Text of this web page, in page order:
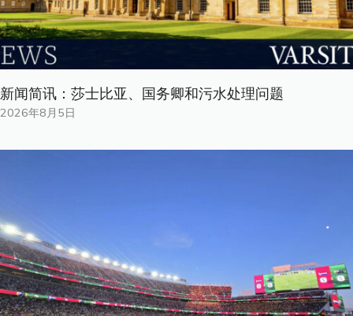
新闻简讯：莎士比亚、国务卿和污水处理问题
2026年8月5日